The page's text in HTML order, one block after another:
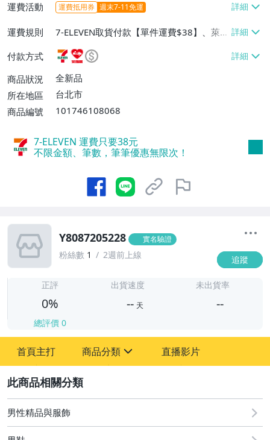
運費活動 運費抵用券 週末7-11免運
運費規則
7-ELEVEN取貨付款【單件運費$38】、萊爾
富取貨付款【單件運費$60】、宅配/貨運
【單件運費$60】
付款方式
商品狀況
全新品
所在地區
台北市
商品編號
101746108068
7-ELEVEN 運費只要38元
不限金額、筆數，筆筆優惠無限次！
Y8087205228 實名驗證
粉絲數 1 2週前上線 追蹤
正評
0%
總評價 0
出貨速度
-- 天
未出貨率
--
首頁主打 商品分類
嬰幼兒與孕婦
古董、藝術與礦石
直播影片
男性精品與服飾